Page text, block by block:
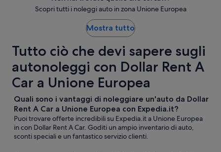
Scopri tutti i noleggi auto in zona Unione Europea
Mostra tutto
Tutto ciò che devi sapere sugli
autonoleggi con Dollar Rent A
Car a Unione Europea
Quali sono i vantaggi di noleggiare un'auto da Dollar
Rent A Car a Unione Europea con Expedia.it?
Puoi trovare offerte incredibili su Expedia.it a Unione Europea
in con Dollar Rent A Car. Goditi un ampio inventario di auto,
sconti speciali e un fantastico servizio clienti.